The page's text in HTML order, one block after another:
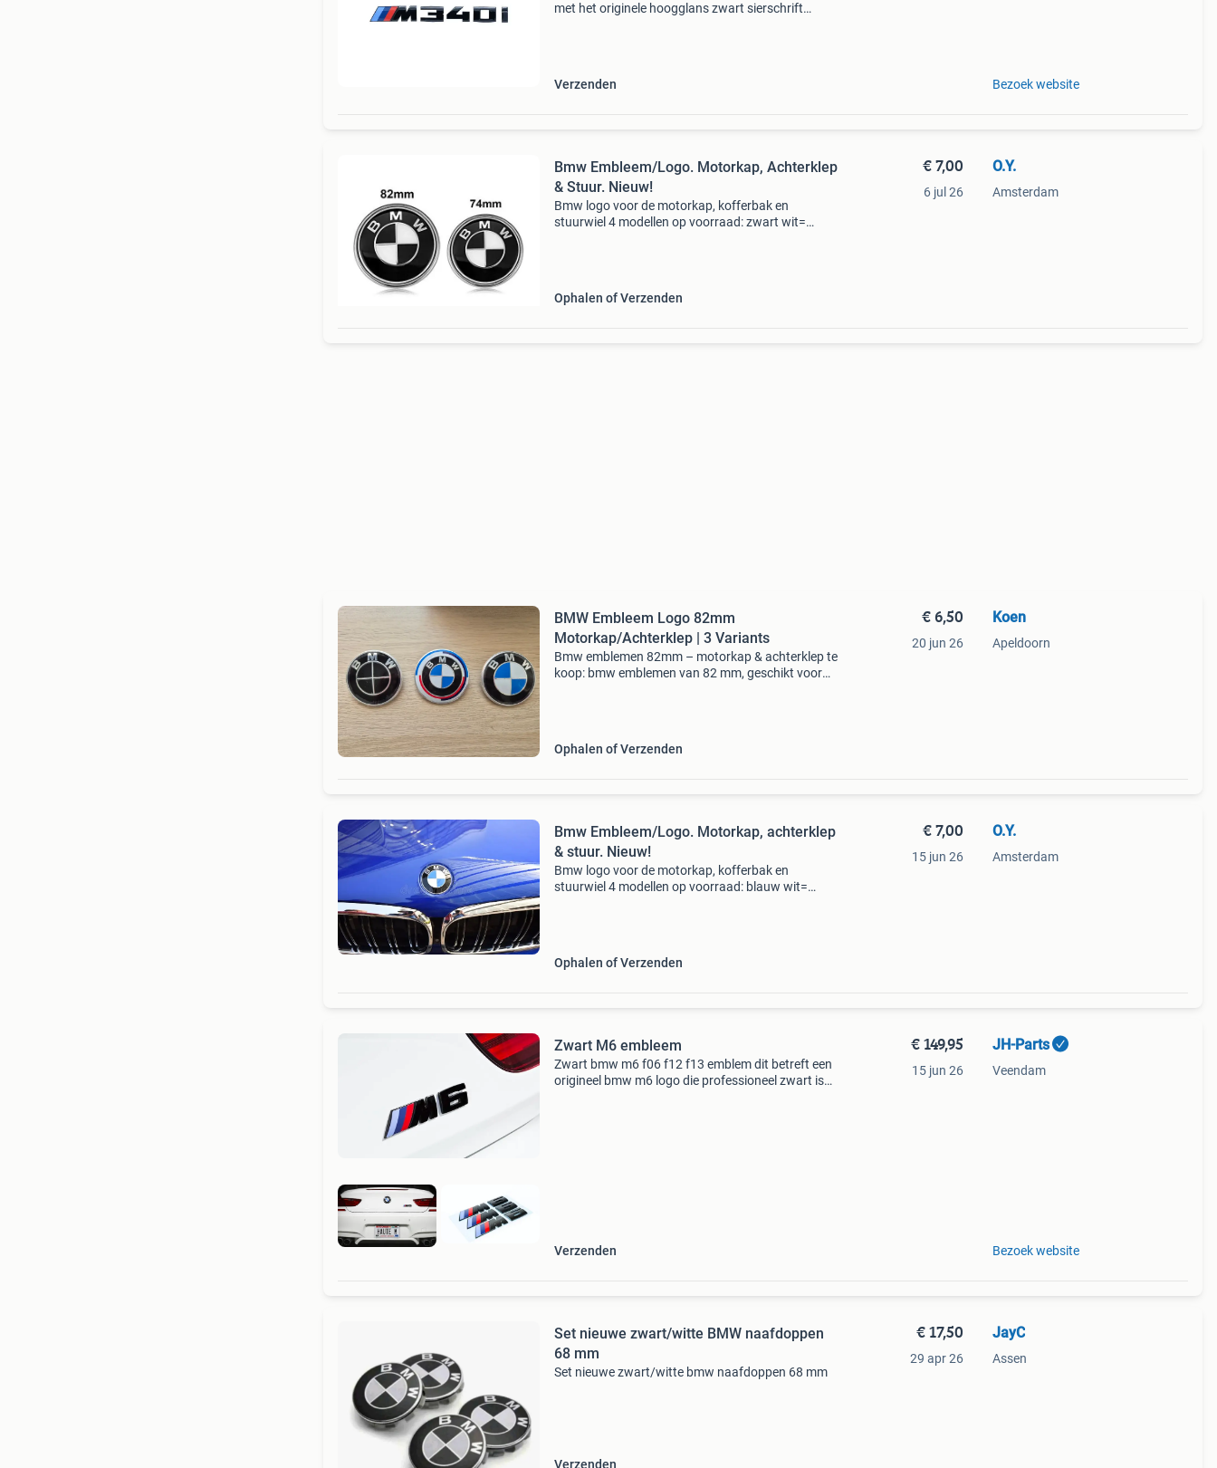
met het originele hoogglans zwart sierschrift
Verzenden
Bezoek website
Bmw Embleem/Logo. Motorkap, Achterklep
& Stuur. Nieuw!
Bmw logo voor de motorkap, kofferbak en
stuurwiel 4 modellen op voorraad: zwart wit=
Ophalen of Verzenden
€ 7,00
6 jul 26
O.Y.
Amsterdam
BMW Embleem Logo 82mm
Motorkap/Achterklep | 3 Variants
Bmw emblemen 82mm – motorkap & achterklep te
koop: bmw emblemen van 82 mm, geschikt voor
Ophalen of Verzenden
€ 6,50
20 jun 26
Koen
Apeldoorn
Bmw Embleem/Logo. Motorkap, achterklep
& stuur. Nieuw!
Bmw logo voor de motorkap, kofferbak en
stuurwiel 4 modellen op voorraad: blauw wit=
Ophalen of Verzenden
€ 7,00
15 jun 26
O.Y.
Amsterdam
Zwart M6 embleem
Zwart bmw m6 f06 f12 f13 emblem dit betreft een
origineel bmw m6 logo die professioneel zwart is
Verzenden
€ 149,95
15 jun 26
JH-Parts
Veendam
Bezoek website
Set nieuwe zwart/witte BMW naafdoppen
68 mm
Set nieuwe zwart/witte bmw naafdoppen 68 mm
Verzenden
€ 17,50
29 apr 26
JayC
Assen